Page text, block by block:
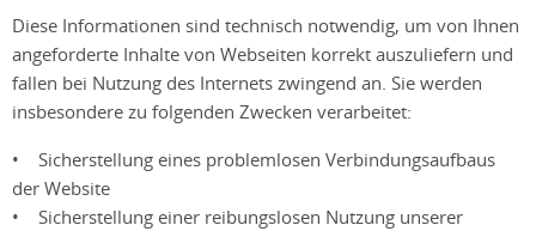
Diese Informationen sind technisch notwendig, um von Ihnen
angeforderte Inhalte von Webseiten korrekt auszuliefern und
fallen bei Nutzung des Internets zwingend an. Sie werden
insbesondere zu folgenden Zwecken verarbeitet:
• Sicherstellung eines problemlosen Verbindungsaufbaus
der Website
• Sicherstellung einer reibungslosen Nutzung unserer